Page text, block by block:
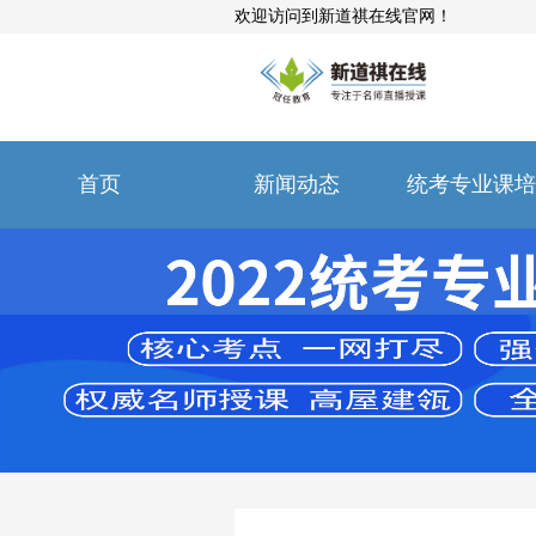
欢迎访问到新道祺在线官网！
首页 新闻动态 统考专业课